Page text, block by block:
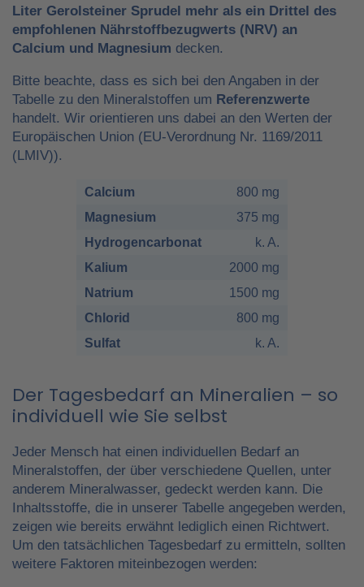
Liter Gerolsteiner Sprudel mehr als ein Drittel des
empfohlenen Nährstoffbezugwerts (NRV) an
Calcium und Magnesium decken.
Bitte beachte, dass es sich bei den Angaben in der
Tabelle zu den Mineralstoffen um Referenzwerte
handelt. Wir orientieren uns dabei an den Werten der
Europäischen Union (EU-Verordnung Nr. 1169/2011
(LMIV)).
Calcium
800 mg
Magnesium
375 mg
Hydrogencarbonat
k. A.
Kalium
2000 mg
Natrium
1500 mg
Chlorid
800 mg
Sulfat
k. A.
Der Tagesbedarf an Mineralien – so
individuell wie Sie selbst
Jeder Mensch hat einen individuellen Bedarf an
Mineralstoffen, der über verschiedene Quellen, unter
anderem Mineralwasser, gedeckt werden kann. Die
Inhaltsstoffe, die in unserer Tabelle angegeben werden,
zeigen wie bereits erwähnt lediglich einen Richtwert.
Um den tatsächlichen Tagesbedarf zu ermitteln, sollten
weitere Faktoren miteinbezogen werden: